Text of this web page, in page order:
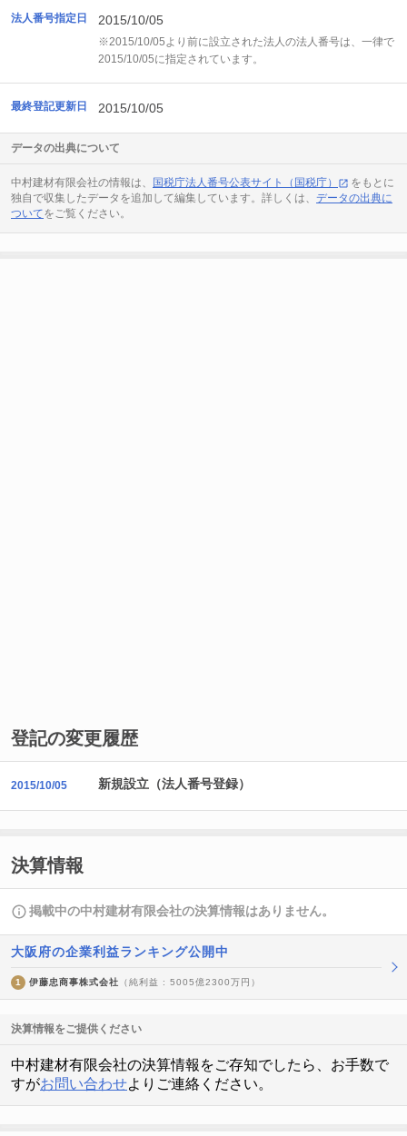
法人番号指定日 2015/10/05
※2015/10/05より前に設立された法人の法人番号は、一律で
2015/10/05に指定されています。
最終登記更新日 2015/10/05
データの出典について
中村建材有限会社の情報は、 国税庁法人番号公表サイト（国税庁）
をもとに
独自で収集したデータを追加して編集しています。詳しくは、 データの出典に
ついてをご覧ください。
登記の変更履歴
2015/10/05 新規設立（法人番号登録）
決算情報
掲載中の中村建材有限会社の決算情報はありません。
大阪府の企業利益ランキング公開中
1 伊藤忠商事株式会社 （純利益 : 5005億2300万円）
決算情報をご提供ください
中村建材有限会社の決算情報をご存知でしたら、お手数で
すがお問い合わせよりご連絡ください。